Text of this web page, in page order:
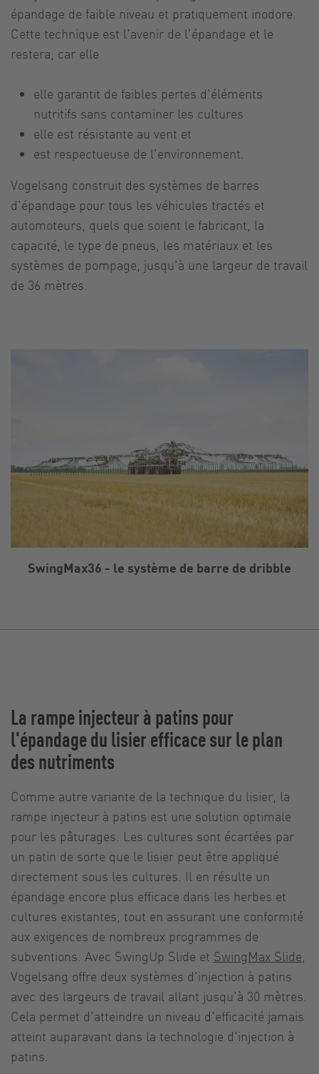
SwingMax36 - le système de barre de dribble
épandage de faible niveau et pratiquement inodore.
Cette technique est l'avenir de l'épandage et le
restera, car elle
elle garantit de faibles pertes d'éléments
nutritifs sans contaminer les cultures
elle est résistante au vent et
est respectueuse de l'environnement.
Vogelsang construit des systèmes de barres
d'épandage pour tous les véhicules tractés et
automoteurs, quels que soient le fabricant, la
capacité, le type de pneus, les matériaux et les
systèmes de pompage, jusqu'à une largeur de travail
de 36 mètres.
La rampe injecteur à patins pour
l'épandage du lisier efficace sur le plan
des nutriments
Comme autre variante de la technique du lisier, la
rampe injecteur à patins est une solution optimale
pour les pâturages. Les cultures sont écartées par
un patin de sorte que le lisier peut être appliqué
directement sous les cultures. Il en résulte un
épandage encore plus efficace dans les herbes et
cultures existantes, tout en assurant une conformité
aux exigences de nombreux programmes de
subventions. Avec SwingUp Slide et SwingMax Slide
Vogelsang offre deux systèmes d'injection à patins
avec des largeurs de travail allant jusqu'à 30 mètres.
Cela permet d'atteindre un niveau d'efficacité jamais
atteint auparavant dans la technologie d'injection à
patins.